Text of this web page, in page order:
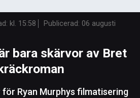
kl. 15:58 Publicerad: 06 augusti
bara skärvor av Bret
för Ryan Murphys filmatisering